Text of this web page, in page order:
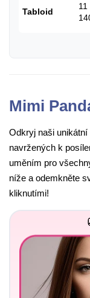
Tabloid
Mimi
Odkryj naši
navržených k
uměním pro
níže a odemkněte
kliknutími!